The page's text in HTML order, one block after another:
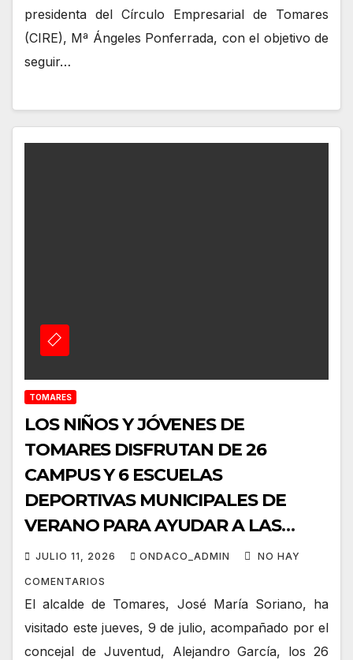
presidenta del Círculo Empresarial de Tomares
(CIRE), Mª Ángeles Ponferrada, con el objetivo de
seguir…
TOMARES
LOS NIÑOS Y JÓVENES DE
TOMARES DISFRUTAN DE 26
CAMPUS Y 6 ESCUELAS
DEPORTIVAS MUNICIPALES DE
VERANO PARA AYUDAR A LAS
FAMILIAS A CONCILIAR LA VIDA
LABORAL Y FAMILIAR
JULIO 11, 2026 ONDACO_ADMIN NO HAY
COMENTARIOS
El alcalde de Tomares, José María Soriano, ha
visitado este jueves, 9 de julio, acompañado por el
concejal de Juventud, Alejandro García, los 26